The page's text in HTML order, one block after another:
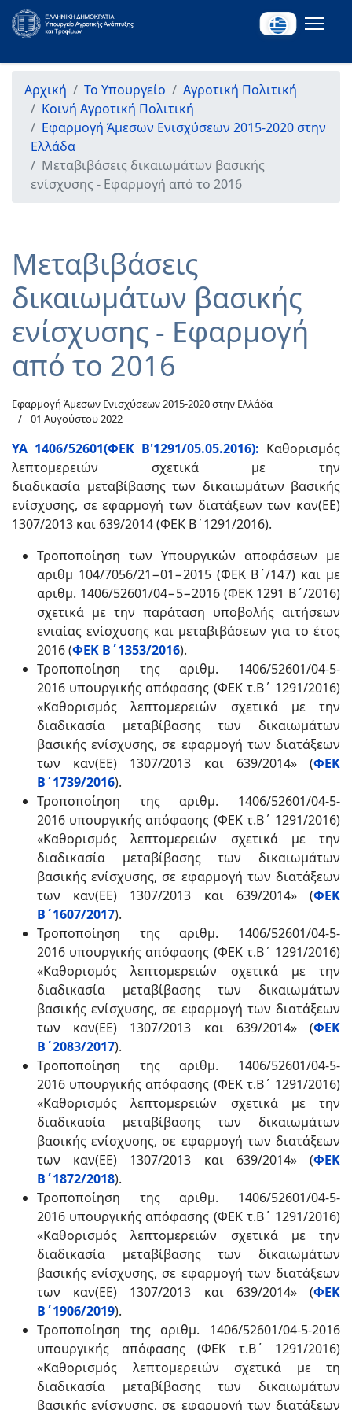
Αρχική Το Υπουργείο
Αγροτική Πολιτική
Κοινή Αγροτική Πολιτική
Εφαρμογή Άμεσων Ενισχύσεων 2015-2020 στην
Ελλάδα
Μεταβιβάσεις δικαιωμάτων βασικής
ενίσχυσης - Εφαρμογή από το 2016
Μεταβιβάσεις
δικαιωμάτων βασικής
ενίσχυσης - Εφαρμογή
από το 2016
Εφαρμογή Άμεσων Ενισχύσεων 2015-2020 στην Ελλάδα
01 Αυγούστου 2022
YA 1406/52601(ΦΕΚ Β'1291/05.05.2016): Καθορισμός
λεπτομερειών σχετικά με την
διαδικασία μεταβίβασης των δικαιωμάτων βασικής
ενίσχυσης, σε εφαρμογή των διατάξεων των καν(ΕΕ)
1307/2013 και 639/2014 (ΦΕΚ Β΄1291/2016).
Τροποποίηση των Υπουργικών αποφάσεων με
αριθμ 104/7056/21−01−2015 (ΦΕΚ Β΄/147) και με
αριθμ. 1406/52601/04−5−2016 (ΦΕΚ 1291 Β΄/2016)
σχετικά με την παράταση υποβολής αιτήσεων
ενιαίας ενίσχυσης και μεταβιβάσεων για το έτος
2016 (ΦΕΚ Β΄1353/2016).
Τροποποίηση της αριθμ. 1406/52601/04-5-
2016 υπουργικής απόφασης (ΦΕΚ τ.Β΄ 1291/2016)
«Καθορισμός λεπτομερειών σχετικά με την
διαδικασία μεταβίβασης των δικαιωμάτων
βασικής ενίσχυσης, σε εφαρμογή των διατάξεων
των καν(ΕΕ) 1307/2013 και 639/2014» (ΦΕΚ
Β΄1739/2016).
Τροποποίηση της αριθμ. 1406/52601/04-5-
2016 υπουργικής απόφασης (ΦΕΚ τ.Β΄ 1291/2016)
«Καθορισμός λεπτομερειών σχετικά με την
διαδικασία μεταβίβασης των δικαιωμάτων
βασικής ενίσχυσης, σε εφαρμογή των διατάξεων
των καν(ΕΕ) 1307/2013 και 639/2014» (ΦΕΚ
Β΄1607/2017).
Τροποποίηση της αριθμ. 1406/52601/04-5-
2016 υπουργικής απόφασης (ΦΕΚ τ.Β΄ 1291/2016)
«Καθορισμός λεπτομερειών σχετικά με την
διαδικασία μεταβίβασης των δικαιωμάτων
βασικής ενίσχυσης, σε εφαρμογή των διατάξεων
των καν(ΕΕ) 1307/2013 και 639/2014» (ΦΕΚ
Β΄2083/2017).
Τροποποίηση της αριθμ. 1406/52601/04-5-
2016 υπουργικής απόφασης (ΦΕΚ τ.Β΄ 1291/2016)
«Καθορισμός λεπτομερειών σχετικά με την
διαδικασία μεταβίβασης των δικαιωμάτων
βασικής ενίσχυσης, σε εφαρμογή των διατάξεων
των καν(ΕΕ) 1307/2013 και 639/2014» (ΦΕΚ
Β΄1872/2018).
Τροποποίηση της αριθμ. 1406/52601/04-5-
2016 υπουργικής απόφασης (ΦΕΚ τ.Β΄ 1291/2016)
«Καθορισμός λεπτομερειών σχετικά με την
διαδικασία μεταβίβασης των δικαιωμάτων
βασικής ενίσχυσης, σε εφαρμογή των διατάξεων
των καν(ΕΕ) 1307/2013 και 639/2014» (ΦΕΚ
Β΄1906/2019).
Τροποποίηση της αριθμ. 1406/52601/04-5-2016
υπουργικής απόφασης (ΦΕΚ τ.Β΄ 1291/2016)
«Καθορισμός λεπτομερειών σχετικά με τη
διαδικασία μεταβίβασης των δικαιωμάτων
βασικής ενίσχυσης, σε εφαρμογή των διατάξεων